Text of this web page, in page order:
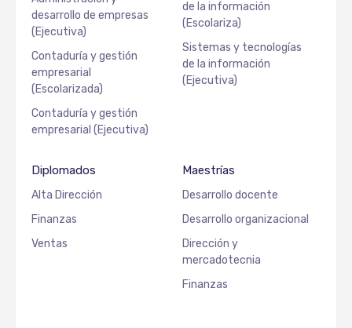
desarrollo de empresas
(Ejecutiva)
Contaduría y gestión
empresarial
(Escolarizada)
Contaduría y gestión
empresarial (Ejecutiva)
de la información
(Escolariza)
Sistemas y tecnologías
de la información
(Ejecutiva)
Diplomados
Alta Dirección
Finanzas
Ventas
Maestrías
Desarrollo docente
Desarrollo organizacional
Dirección y
mercadotecnia
Finanzas